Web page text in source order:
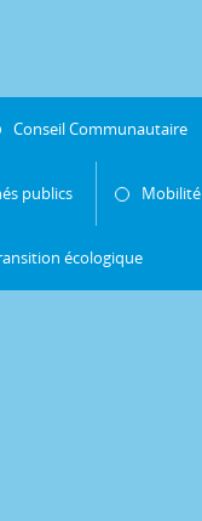
Conseil Communautaire
publics Mobilité
écologique